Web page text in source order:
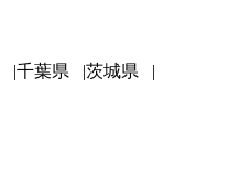
千葉県
茨城県